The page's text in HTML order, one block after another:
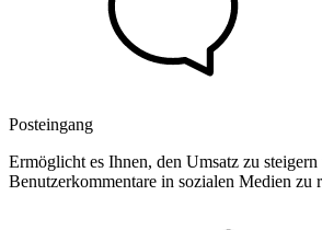
Posteingang
Ermöglicht es Ihnen, den Umsatz zu
Benutzerkommentare in sozialen Medien zu